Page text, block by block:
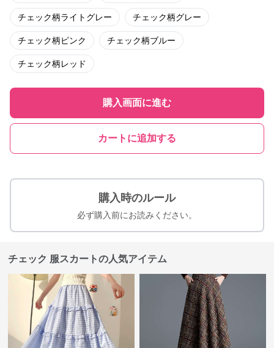
チェック柄ライトグレー チェック柄グレー
チェック柄ピンク チェック柄ブルー
チェック柄レッド
購入画面に進む
カートに追加する
購入時のルール
必ず購入前にお読みください。
チェック 服スカートの人気アイテム